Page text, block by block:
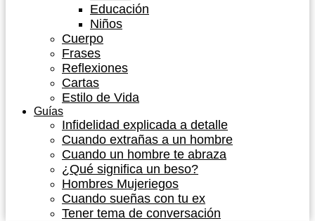
Educación
Niños
Cuerpo
Frases
Reflexiones
Cartas
Estilo de Vida
Guías
Infidelidad explicada a detalle
Cuando extrañas a un hombre
Cuando un hombre te abraza
¿Qué significa un beso?
Hombres Mujeriegos
Cuando sueñas con tu ex
Tener tema de conversación